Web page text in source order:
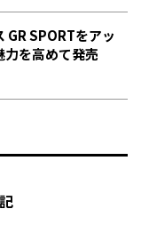
GR SPORTをアッ
を高めて発売